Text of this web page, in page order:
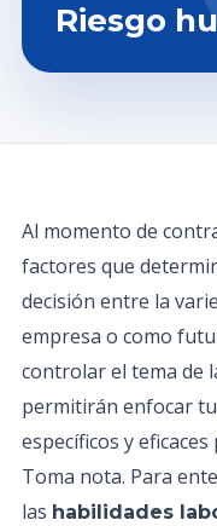
Riesgo
Al momento de
factores que
decisión entre la
empresa o como
controlar el tema de
permitirán enfocar
específicos y
Toma nota. Para
las habilidades